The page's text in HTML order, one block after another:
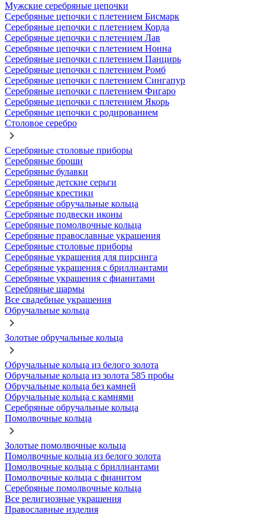
Мужские серебряные цепочки
Серебряные цепочки с плетением Бисмарк
Серебряные цепочки с плетением Корда
Серебряные цепочки с плетением Лав
Серебряные цепочки с плетением Нонна
Серебряные цепочки с плетением Панцирь
Серебряные цепочки с плетением Ромб
Серебряные цепочки с плетением Сингапур
Серебряные цепочки с плетением Фигаро
Серебряные цепочки с плетением Якорь
Серебряные цепочки с родированием
Столовое серебро
Серебряные столовые приборы
Серебряные броши
Серебряные булавки
Серебряные детские серьги
Серебряные крестики
Серебряные обручальные кольца
Серебряные подвески иконы
Серебряные помолвочные кольца
Серебряные православные украшения
Серебряные столовые приборы
Серебряные украшения для пирсинга
Серебряные украшения с бриллиантами
Серебряные украшения с фианитами
Серебряные шармы
Все свадебные украшения
Обручальные кольца
Золотые обручальные кольца
Обручальные кольца из белого золота
Обручальные кольца из золота 585 пробы
Обручальные кольца без камней
Обручальные кольца с камнями
Серебряные обручальные кольца
Помолвочные кольца
Золотые помолвочные кольца
Помолвочные кольца из белого золота
Помолвочные кольца с бриллиантами
Помолвочные кольца с фианитом
Серебряные помолвочные кольца
Все религиозные украшения
Православные изделия